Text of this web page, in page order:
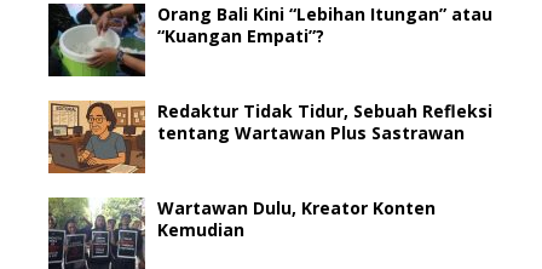
Orang Bali Kini “Lebihan Itungan” atau
“Kuangan Empati”?
Redaktur Tidak Tidur, Sebuah Refleksi
tentang Wartawan Plus Sastrawan
Wartawan Dulu, Kreator Konten
Kemudian